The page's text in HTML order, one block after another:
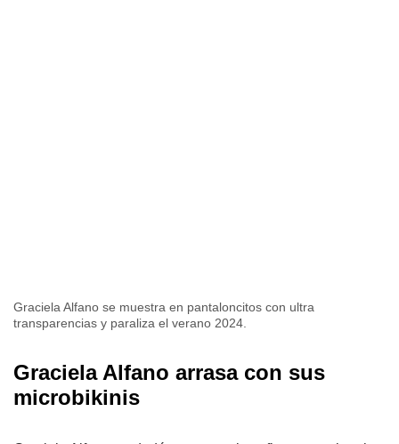
Graciela Alfano se muestra en pantaloncitos con ultra
transparencias y paraliza el verano 2024.
Graciela Alfano arrasa con sus
microbikinis